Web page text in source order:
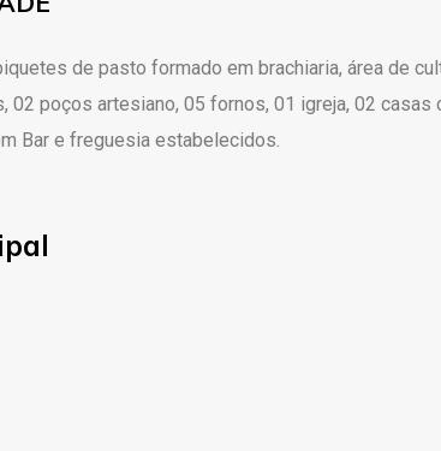
de pasto formado em brachiaria, área de
poços artesiano, 05 fornos, 01 igreja, 02
Bar e freguesia estabelecidos.